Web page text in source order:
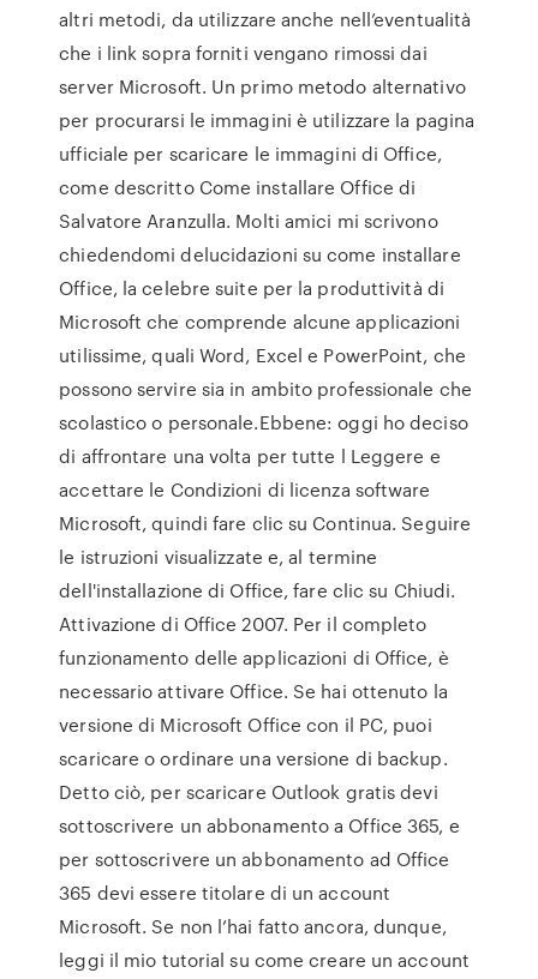
altri metodi, da utilizzare anche nell’eventualità
che i link sopra forniti vengano rimossi dai
server Microsoft. Un primo metodo alternativo
per procurarsi le immagini è utilizzare la pagina
ufficiale per scaricare le immagini di Office,
come descritto Come installare Office di
Salvatore Aranzulla. Molti amici mi scrivono
chiedendomi delucidazioni su come installare
Office, la celebre suite per la produttività di
Microsoft che comprende alcune applicazioni
utilissime, quali Word, Excel e PowerPoint, che
possono servire sia in ambito professionale che
scolastico o personale.Ebbene: oggi ho deciso
di affrontare una volta per tutte l Leggere e
accettare le Condizioni di licenza software
Microsoft, quindi fare clic su Continua. Seguire
le istruzioni visualizzate e, al termine
dell'installazione di Office, fare clic su Chiudi.
Attivazione di Office 2007. Per il completo
funzionamento delle applicazioni di Office, è
necessario attivare Office. Se hai ottenuto la
versione di Microsoft Office con il PC, puoi
scaricare o ordinare una versione di backup.
Detto ciò, per scaricare Outlook gratis devi
sottoscrivere un abbonamento a Office 365, e
per sottoscrivere un abbonamento ad Office
365 devi essere titolare di un account
Microsoft. Se non l’hai fatto ancora, dunque,
leggi il mio tutorial su come creare un account